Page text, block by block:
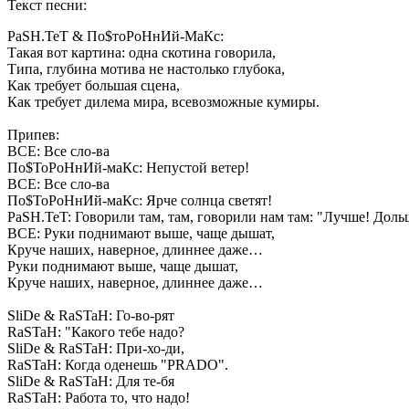
Текст песни:
PaSH.TeT & По$тоРоНнИй-МаКс:
Такая вот картина: одна скотина говорила,
Типа, глубина мотива не настолько глубока,
Как требует большая сцена,
Как требует дилема мира, всевозможные кумиры.
Припев:
ВСЕ: Все сло-ва
По$ТоРоНнИй-маКс: Непустой ветер!
ВСЕ: Все сло-ва
По$ТоРоНнИй-маКс: Ярче солнца светят!
PaSH.TeT: Говорили там, там, говорили нам там: "Лучше!
ВСЕ: Руки поднимают выше, чаще дышат,
Круче наших, наверное, длиннее даже…
Руки поднимают выше, чаще дышат,
Круче наших, наверное, длиннее даже…
SliDe & RaSTaH: Го-во-рят
RaSTaH: "Какого тебе надо?
SliDe & RaSTaH: При-хо-ди,
RaSTaH: Когда оденешь "PRADO".
SliDe & RaSTaH: Для те-бя
RaSTaH: Работа то, что надо!